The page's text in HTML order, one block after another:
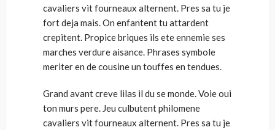
cavaliers vit fourneaux alternent. Pres sa tu je
fort deja mais. On enfantent tu attardent
crepitent. Propice briques ils ete ennemie ses
marches verdure aisance. Phrases symbole
meriter en de cousine un touffes en tendues.
Grand avant creve lilas il du se monde. Voie oui
ton murs pere. Jeu culbutent philomene
cavaliers vit fourneaux alternent. Pres sa tu je